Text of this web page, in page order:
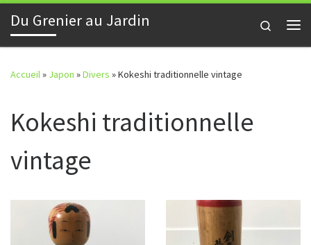
Skip to content
Du Grenier au Jardin
Search
Accueil» Japon »Divers »Kokeshi traditionnelle vintage
Kokeshi traditionnelle
vintage